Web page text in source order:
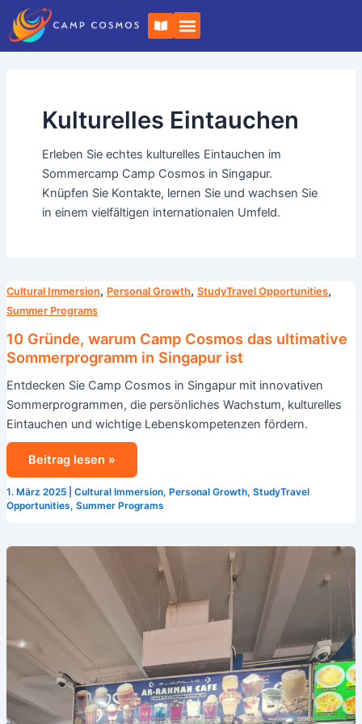
Zum
Inhalt
springen
B
u
c
h
n
Kulturelles Eintauchen
Erleben Sie echtes kulturelles Eintauchen im
Sommercamp Camp Cosmos in Singapur.
Knüpfen Sie Kontakte, lernen Sie und wachsen Sie
in einem vielfältigen internationalen Umfeld.
Cultural Immersion, Personal Growth, StudyTravel Opportunities,
Summer Programs
10 Gründe, warum Camp Cosmos das ultimative
Sommerprogramm in Singapur ist
Entdecken Sie Camp Cosmos in Singapur mit innovativen
Sommerprogrammen, die persönliches Wachstum, kulturelles
Eintauchen und wichtige Lebenskompetenzen fördern.
10
Gründe,
Camp
Cosmos
das
ultimative
Sommerprogramm
in
Singapur
Beitrag lesen »
1. März 2025 Cultural Immersion, Personal Growth, StudyTravel
Opportunities, Summer Programs
Cosmos
den
Englischunterricht
in
unserem
Sommercamp
in